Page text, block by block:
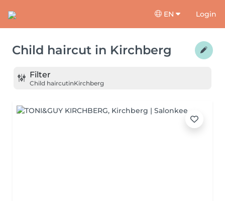
EN Login
Child haircut in Kirchberg
Filter
Child haircutinKirchberg